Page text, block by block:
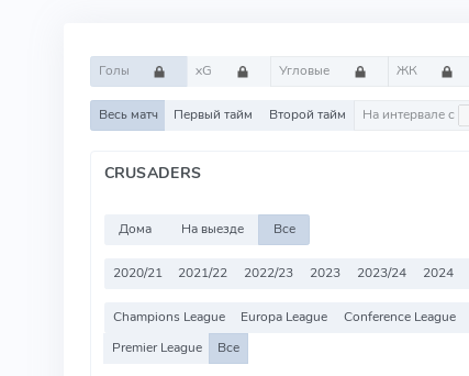
Голы xG Угловые ЖК
Весь матч Первый тайм Второй тайм На интервале с
CRUSADERS
Дома На выезде Все
2020/21 2021/22 2022/23 2023 2023/24 2024
Champions League Europa League Conference League
Premier League
Все